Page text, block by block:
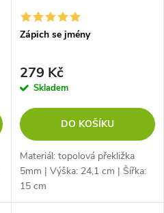
Zápich se jmény
279 Kč
Skladem
DO KOŠÍKU
Materiál: topolová překližka
5mm | Výška: 24,1 cm | Šířka:
15 cm